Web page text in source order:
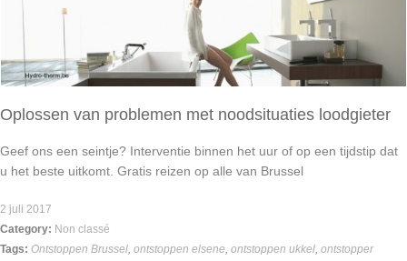
Oplossen van problemen met noodsituaties loodgieter
Geef ons een seintje? Interventie binnen het uur of op een tijdstip dat
u het beste uitkomt. Gratis reizen op alle van Brussel
2 juli 2017
Category: Non classé
Tags: Ontstoppen Brussel ontstoppen elsene ontstoppen ukkel ontstopper